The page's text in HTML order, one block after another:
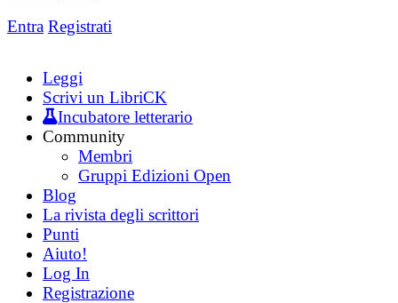
Entra Registrati
Leggi
Scrivi un LibriCK
Incubatore letterario
Community
Membri
Gruppi Edizioni Open
Blog
La rivista degli scrittori
Punti
Aiuto!
Log In
Registrazione